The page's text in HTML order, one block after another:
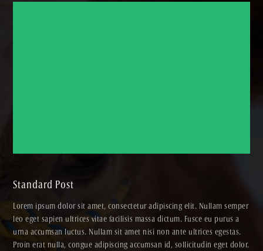
Standard Post
Lorem ipsum dolor sit amet, consectetur adipiscing elit. Nullam semper
leo eget sapien ultrices vitae facilisis massa dictum. Fusce eu purus a
urna accumsan luctus. Nullam sit amet nisi non ante ultrices egestas.
Proin erat nulla, congue adipiscing accumsan id, sollicitudin eget dolor.